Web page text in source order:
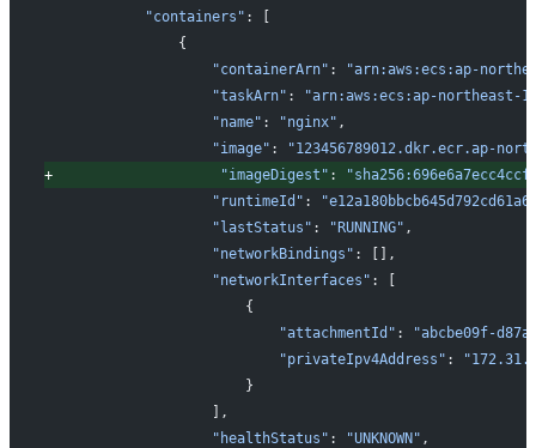
           "containers"
: [
               {
                   "containerArn"
:
"arn:aws:ecs:ap-
                   "taskArn"
:
"arn:aws:ecs:ap-northeast-
                   "name"
: "nginx" ,
                   "image"
:
"123456789012.dkr.ecr.ap-
+
"imageDigest" :
                   "runtimeId"
:
                   "lastStatus"
: "RUNNING" ,
                   "networkBindings"
: [],
                   "networkInterfaces"
: [
                       {
                           "attachmentId"
:
"abcbe09f-
                           "privateIpv4Address"
:
                       }
                   ],
                   "healthStatus"
: "UNKNOWN" ,